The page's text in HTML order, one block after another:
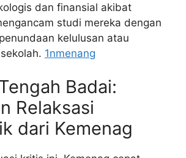
dan finansial akibat
studi mereka dengan
kelulusan atau
1nmenang
Badai:
Relaksasi
dari Kemenag